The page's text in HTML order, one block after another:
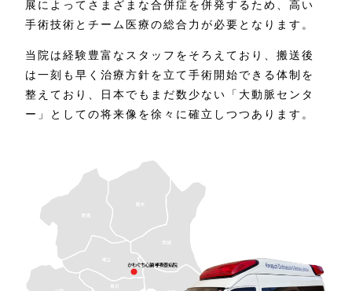
展によってさまざまな合併症を併発するため、高い
手術技術とチーム医療の総合力が必要となります。
当院は経験豊富なスタッフをそろえており、搬送後
は一刻も早く治療方針を立て手術開始できる体制を
整えており、日本でもまだ数少ない「大動脈センタ
ー」としての将来像を徐々に確立しつつあります。